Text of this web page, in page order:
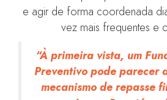
e agir de forma coordenada
vez mais frequentes e
“À primeira vista, um
Preventivo pode parecer
mecanismo de repasse